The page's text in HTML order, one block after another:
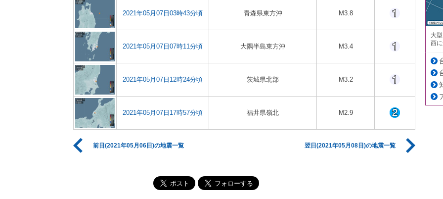
2021年05月07日03時43分頃 青森県東方沖 M3.8
2021年05月07日07時11分頃 大隅半島東方沖 M3.4
2021年05月07日12時24分頃 茨城県北部 M3.2
2021年05月07日17時57分頃 福井県嶺北 M2.9
前日(2021年05月06日)の地震一覧 翌日(2021年05月08日)の地震一覧
大
西